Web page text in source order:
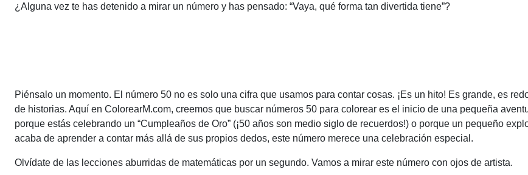
¿Alguna vez te has detenido a mirar un número y has pensado: “Vaya, qué forma tan divertida tiene”?
Piénsalo un momento. El número 50 no es solo una cifra que usamos para contar cosas. ¡Es un hito! Es grande, es
de historias. Aquí en ColorearM.com, creemos que buscar números 50 para colorear es el inicio de una pequeña
porque estás celebrando un “Cumpleaños de Oro” (¡50 años son medio siglo de recuerdos!) o porque un pequeño
acaba de aprender a contar más allá de sus propios dedos, este número merece una celebración especial.
Olvídate de las lecciones aburridas de matemáticas por un segundo. Vamos a mirar este número con ojos de artista.